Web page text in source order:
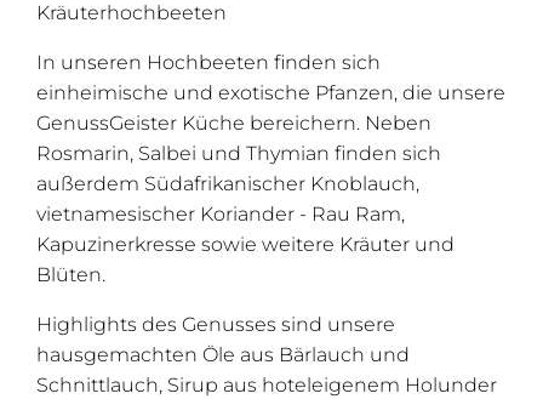
Kräuterhochbeeten
In unseren Hochbeeten finden sich
einheimische und exotische Pfanzen, die unsere
GenussGeister Küche bereichern. Neben
Rosmarin, Salbei und Thymian finden sich
außerdem Südafrikanischer Knoblauch,
vietnamesischer Koriander - Rau Ram,
Kapuzinerkresse sowie weitere Kräuter und
Blüten.
Highlights des Genusses sind unsere
hausgemachten Öle aus Bärlauch und
Schnittlauch, Sirup aus hoteleigenem Holunder